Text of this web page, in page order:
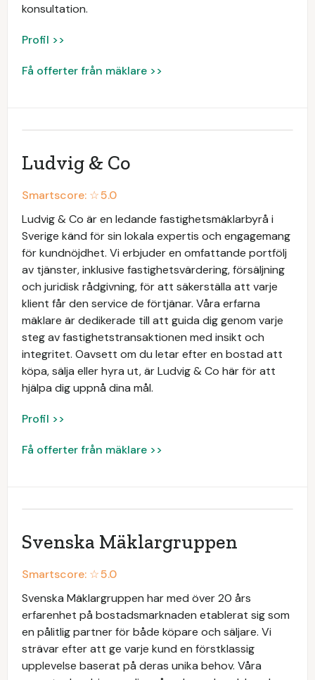
konsultation.
Profil >>
Få offerter från mäklare >>
Ludvig & Co
Smartscore: ☆5.0
Ludvig & Co är en ledande fastighetsmäklarbyrå i
Sverige känd för sin lokala expertis och engagemang
för kundnöjdhet. Vi erbjuder en omfattande portfölj
av tjänster, inklusive fastighetsvärdering, försäljning
och juridisk rådgivning, för att säkerställa att varje
klient får den service de förtjänar. Våra erfarna
mäklare är dedikerade till att guida dig genom varje
steg av fastighetstransaktionen med insikt och
integritet. Oavsett om du letar efter en bostad att
köpa, sälja eller hyra ut, är Ludvig & Co här för att
hjälpa dig uppnå dina mål.
Profil >>
Få offerter från mäklare >>
Svenska Mäklargruppen
Smartscore: ☆5.0
Svenska Mäklargruppen har med över 20 års
erfarenhet på bostadsmarknaden etablerat sig som
en pålitlig partner för både köpare och säljare. Vi
strävar efter att ge varje kund en förstklassig
upplevelse baserat på deras unika behov. Våra